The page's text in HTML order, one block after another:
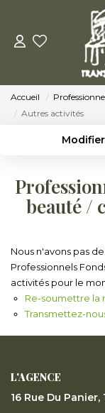
Accueil
Autres activités
Sélectionnez...
Type de bien
Créer une
beauté /
Nous n'avons pas
Professionnels
activités pour le
Re-soumettre la
Transmettez-
L'AGENCE
16 Rue Du